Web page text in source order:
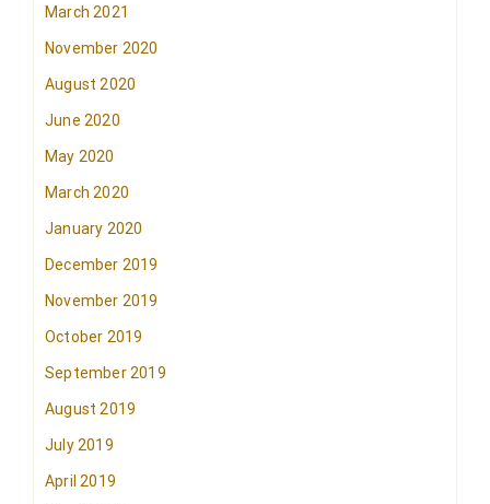
March 2021
November 2020
August 2020
June 2020
May 2020
March 2020
January 2020
December 2019
November 2019
October 2019
September 2019
August 2019
July 2019
April 2019